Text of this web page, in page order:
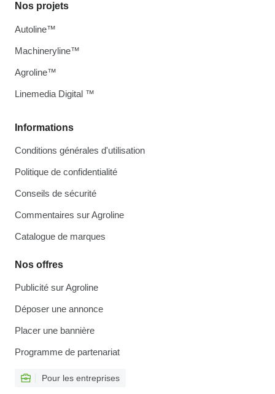
Informations
Conditions générales d'utilisation
Politique de confidentialité
Conseils de sécurité
Commentaires sur Agroline
Catalogue de marques
Nos offres
Publicité sur Agroline
Déposer une annonce
Placer une bannière
Programme de partenariat
Pour les entreprises
Nos projets
Autoline™
Machineryline™
Agroline™
Linemedia Digital ™